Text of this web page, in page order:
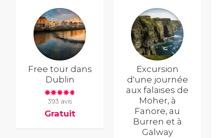
Free tour dans
Dublin
393 avis
Gratuit
Excursion
d'une journée
aux falaises de
Moher, à
Fanore, au
Burren et à
Galway